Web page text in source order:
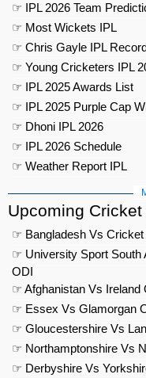
☞ IPL 2026 Team
☞ Most Wickets IPL
☞ Chris Gayle IPL
☞ Young Cricketers IPL
☞ IPL 2025 Awards List
☞ IPL 2025 Purple Cap
☞ Dhoni IPL 2026
☞ IPL 2026 Schedule
☞ Weather Report IPL
Upcoming
☞ Bangladesh Vs Cricket
☞ University Sport South
ODI
☞ Afghanistan Vs Ireland
☞ Essex Vs Glamorgan
☞ Gloucestershire Vs
☞ Northamptonshire Vs
☞ Derbyshire Vs